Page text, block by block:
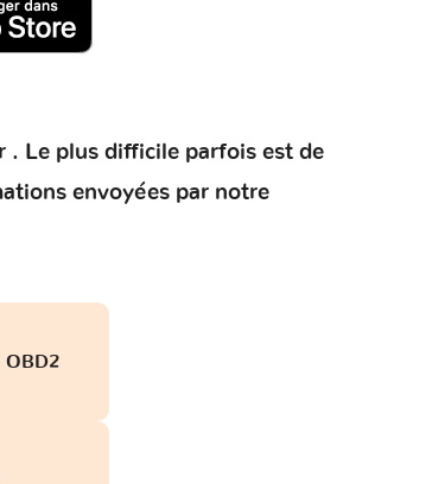
. Le plus difficile parfois est de
envoyées par notre
OBD2